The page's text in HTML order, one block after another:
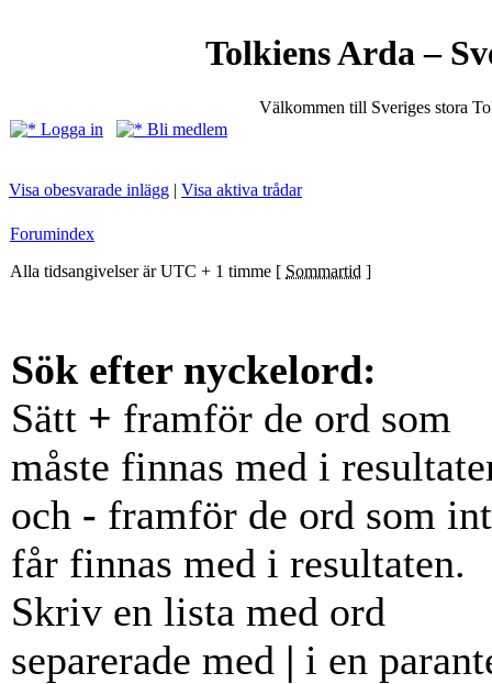
Tolkiens Arda –
Välkommen till Sveriges stora
Logga in
Bli medlem
Visa obesvarade inlägg | Visa aktiva trådar
Forumindex
Alla tidsangivelser är UTC + 1 timme [ Sommartid ]
Sök efter nyckelord:
Sätt + framför de ord som
måste finnas med i
och - framför de ord som
får finnas med i resultaten.
Skriv en lista med ord
separerade med | i en